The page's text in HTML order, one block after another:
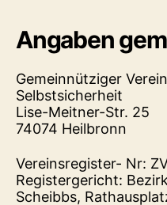
Angaben
Gemeinnütziger
Selbstsicherheit
Lise-Meitner-Str. 25
74074 Heilbronn
Vereinsregister- Nr:
Registergericht:
Scheibbs,